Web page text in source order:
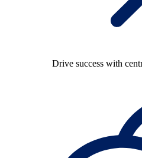
Drive success with